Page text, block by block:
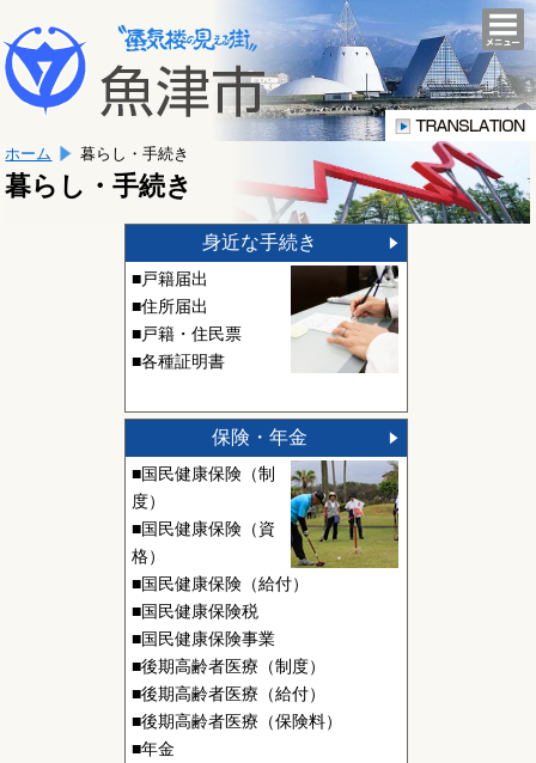
文
へ
移
ま
す。
こ
か
文
で
ホーム 暮らし・手続き
暮らし・手続き
身近な手続き
■戸籍届出
■住所届出
■戸籍・住民票
■各種証明書
保険・年金
■国民健康保険（制
度）
■国民健康保険（資
格）
■国民健康保険（給付）
■国民健康保険税
■国民健康保険事業
■後期高齢者医療（制度）
■後期高齢者医療（給付）
■後期高齢者医療（保険料）
■年金